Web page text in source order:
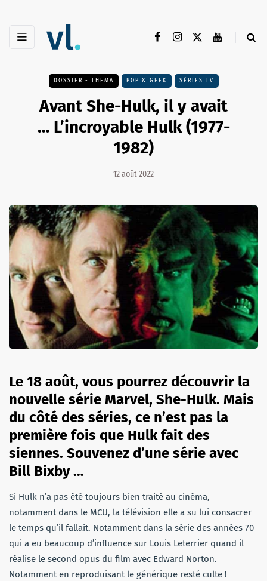
DOSSIER - THEMA POP & GEEK SÉRIES TV
Avant She-Hulk, il y avait
… L’incroyable Hulk (1977-
1982)
12 août 2022
Le 18 août, vous pourrez découvrir la
nouvelle série Marvel, She-Hulk. Mais
du côté des séries, ce n’est pas la
première fois que Hulk fait des
siennes. Souvenez d’une série avec
Bill Bixby …
Si Hulk n’a pas été toujours bien traité au cinéma,
notamment dans le MCU, la télévision elle a su lui consacrer
le temps qu’il fallait. Notamment dans la série des années 70
qui a eu beaucoup d’influence sur Louis Leterrier quand il
réalise le second opus du film avec Edward Norton.
Notamment en reproduisant le générique resté culte !